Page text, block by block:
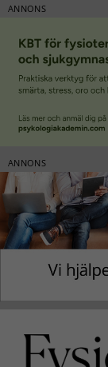
ANNONS
ANNONS
innehållet